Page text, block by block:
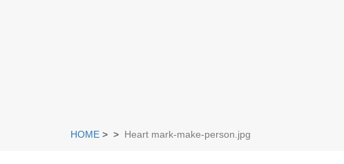
HOME > > Heart mark-make-person.jpg